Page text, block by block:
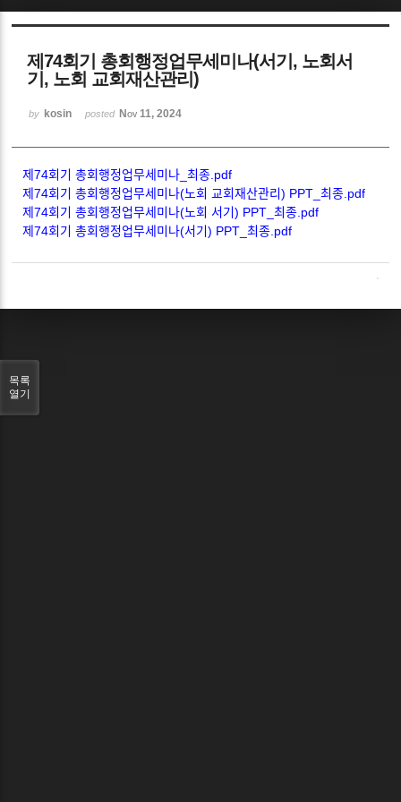
제74회기 총회행정업무세미나(서기, 노회서
기, 노회 교회재산관리)
by kosin posted Nov 11, 2024
제74회기 총회행정업무세미나_최종.pdf
제74회기 총회행정업무세미나(노회 교회재산관리) PPT_최종.pdf
제74회기 총회행정업무세미나(노회 서기) PPT_최종.pdf
제74회기 총회행정업무세미나(서기) PPT_최종.pdf
목록
열기
Sketchbook5, 스케치북5
Sketchbook5, 스케치북5